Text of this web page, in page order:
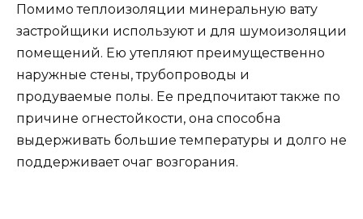
Помимо теплоизоляции минеральную вату
застройщики используют и для шумоизоляции
помещений. Ею утепляют преимущественно
наружные стены, трубопроводы и
продуваемые полы. Ее предпочитают также по
причине огнестойкости, она способна
выдерживать большие температуры и долго не
поддерживает очаг возгорания.